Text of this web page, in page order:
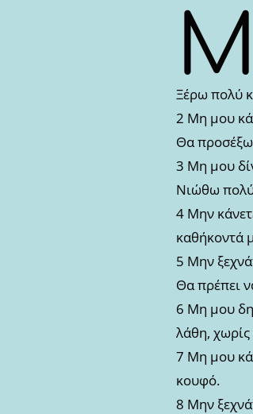
Μ
Ξέρω πολύ
2 Μη μου
Θα προσέξω
3 Μη μου
Νιώθω πολύ
4 Μην
καθήκοντά
5 Μην
Θα πρέπει
6 Μη μου
λάθη, χωρίς
7 Μη μου
κουφό.
8 Μην